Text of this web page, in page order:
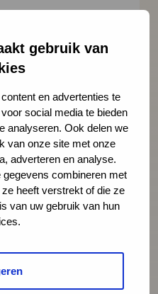
gebruik van
en advertenties te
social media te bieden
analyseren. Ook delen we
van onze site met onze
adverteren en analyse.
combineren met
heeft verstrekt of die ze
van uw gebruik van hun
Gezondheid eerste